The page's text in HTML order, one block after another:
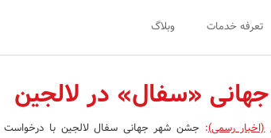
تعرفه خدمات وبلاگ
«سفال» در لالجین
,(اخبار رسمی): جشن شهر جهانی سفال لالجین با درخواست